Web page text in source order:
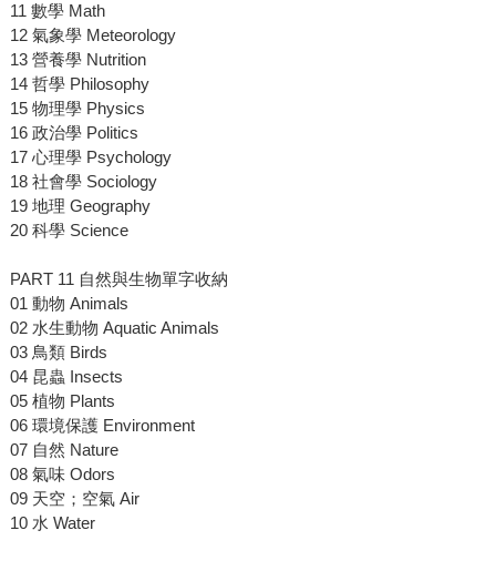
11 數學 Math
12 氣象學 Meteorology
13 營養學 Nutrition
14 哲學 Philosophy
15 物理學 Physics
16 政治學 Politics
17 心理學 Psychology
18 社會學 Sociology
19 地理 Geography
20 科學 Science
PART 11 自然與生物單字收納
01 動物 Animals
02 水生動物 Aquatic Animals
03 鳥類 Birds
04 昆蟲 Insects
05 植物 Plants
06 環境保護 Environment
07 自然 Nature
08 氣味 Odors
09 天空；空氣 Air
10 水 Water